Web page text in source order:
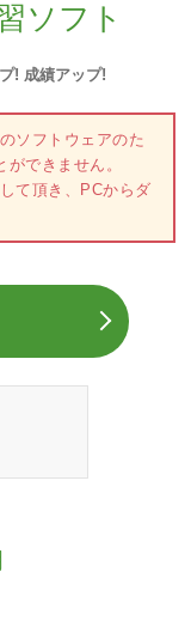
ソフト
! 成績アップ!
ソフトウェアのた
できません。
て頂き、PCからダ